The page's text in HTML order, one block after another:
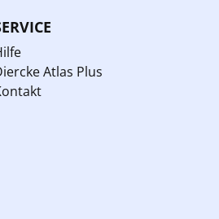
Atlas Plus